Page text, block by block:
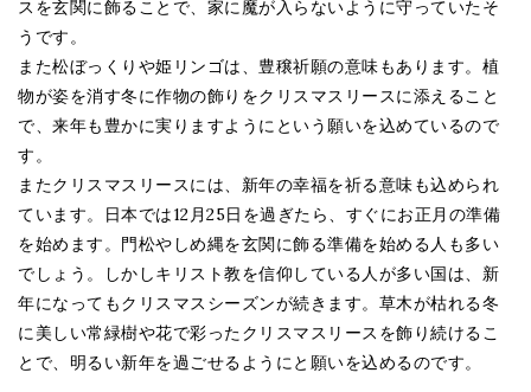
スを玄関に飾ることで、家に魔が入らないように守っていたそ
うです。
また松ぼっくりや姫リンゴは、豊穣祈願の意味もあります。植
物が姿を消す冬に作物の飾りをクリスマスリースに添えること
で、来年も豊かに実りますようにという願いを込めているので
す。
またクリスマスリースには、新年の幸福を祈る意味も込められ
ています。日本では12月25日を過ぎたら、すぐにお正月の準備
を始めます。門松やしめ縄を玄関に飾る準備を始める人も多い
でしょう。しかしキリスト教を信仰している人が多い国は、新
年になってもクリスマスシーズンが続きます。草木が枯れる冬
に美しい常緑樹や花で彩ったクリスマスリースを飾り続けるこ
とで、明るい新年を過ごせるようにと願いを込めるのです。